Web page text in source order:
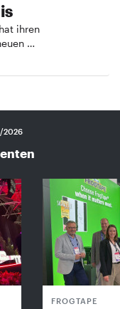
ihren
…
2026
FROGTAPE